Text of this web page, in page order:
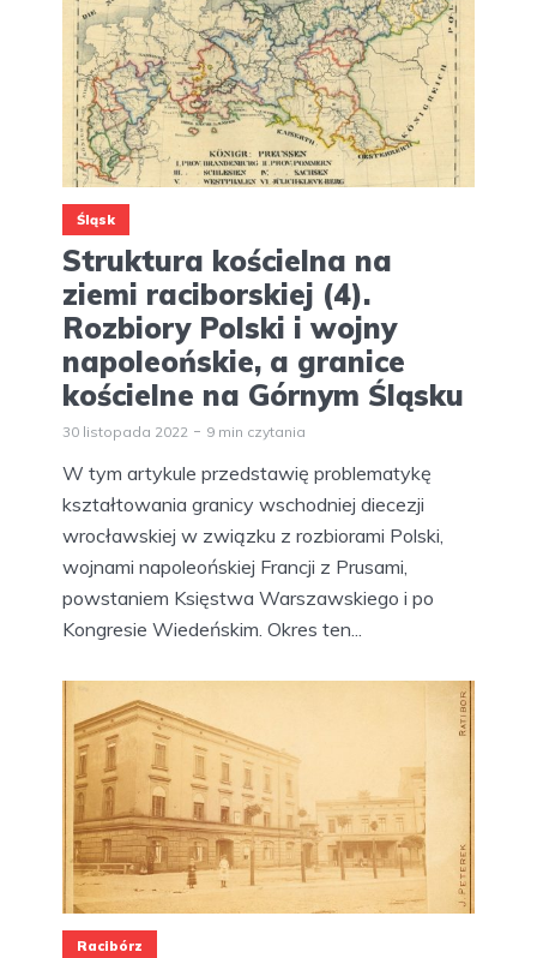
Śląsk
Struktura kościelna na
ziemi raciborskiej (4).
Rozbiory Polski i wojny
napoleońskie, a granice
kościelne na Górnym Śląsku
30 listopada 2022 9 min czytania
W tym artykule przedstawię problematykę
kształtowania granicy wschodniej diecezji
wrocławskiej w związku z rozbiorami Polski,
wojnami napoleońskiej Francji z Prusami,
powstaniem Księstwa Warszawskiego i po
Kongresie Wiedeńskim. Okres ten...
Racibórz